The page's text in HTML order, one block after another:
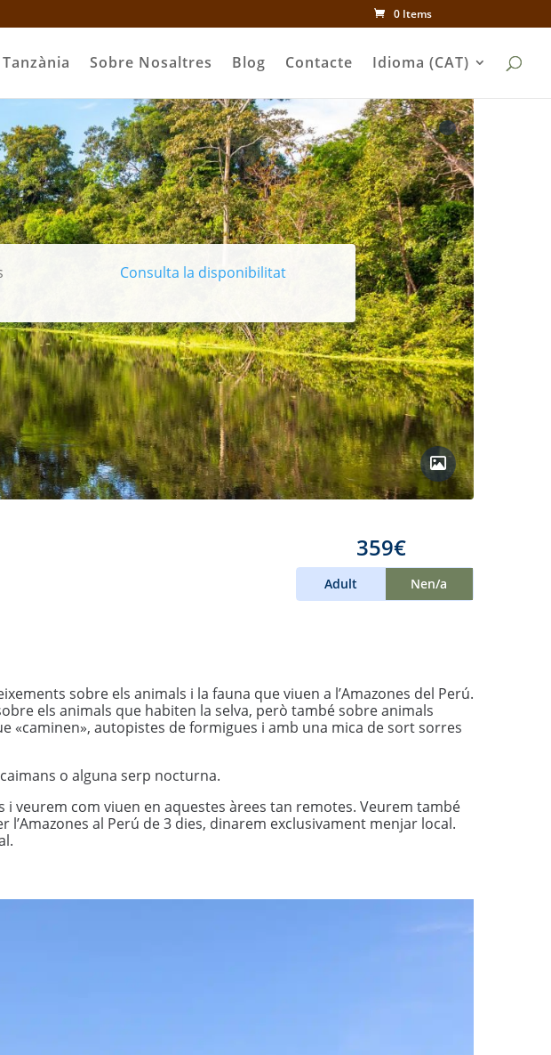
0 Items
Sobre Nosaltres Blog Contacte Idioma (CAT)
Consulta la disponibilitat
359€
Adult Nen/a
sobre els animals i la fauna que viuen a l’Amazones del Perú.
els animals que habiten la selva, però també sobre animals
autopistes de formigues i amb una mica de sort sorres
o alguna serp nocturna.
veurem com viuen en aquestes àrees tan remotes. Veurem també
al Perú de 3 dies, dinarem exclusivament menjar local.